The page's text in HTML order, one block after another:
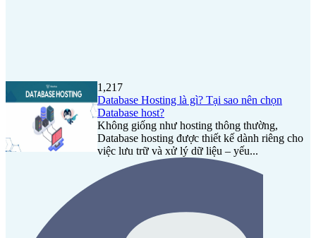
1,217
Database Hosting là gì? Tại sao nên chọn
Database host?
Không giống như hosting thông thường,
Database hosting được thiết kế dành riêng cho
việc lưu trữ và xử lý dữ liệu – yếu...